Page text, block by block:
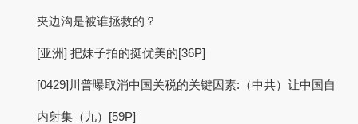
夹边沟是被谁拯救的？
[亚洲] 把妹子拍的挺优美的[36P]
[0429]川普曝取消中国关税的关键因素:（中共）让中国自
内射集（九）[59P]